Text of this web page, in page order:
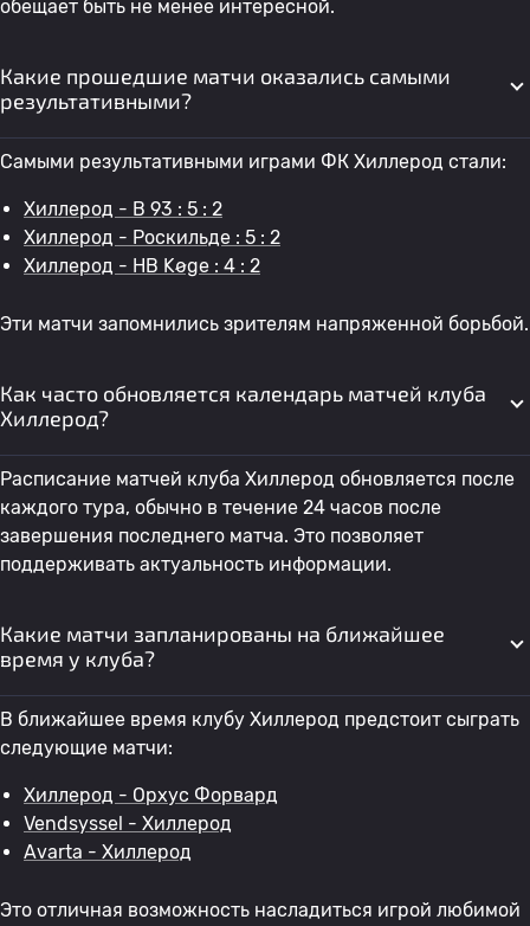
обещает быть не менее интересной.
Какие прошедшие матчи оказались самыми
результативными?
Самыми результативными играми ФК Хиллерод стали:
Хиллерод - B 93 : 5 : 2
Хиллерод - Роскильде : 5 : 2
Хиллерод - HB Køge : 4 : 2
Эти матчи запомнились зрителям напряженной борьбой.
Как часто обновляется календарь матчей клуба
Хиллерод?
Расписание матчей клуба Хиллерод обновляется после
каждого тура, обычно в течение 24 часов после
завершения последнего матча. Это позволяет
поддерживать актуальность информации.
Какие матчи запланированы на ближайшее
время у клуба?
В ближайшее время клубу Хиллерод предстоит сыграть
следующие матчи:
Хиллерод - Орхус Форвард
Vendsyssel - Хиллерод
Avarta - Хиллерод
Это отличная возможность насладиться игрой любимой